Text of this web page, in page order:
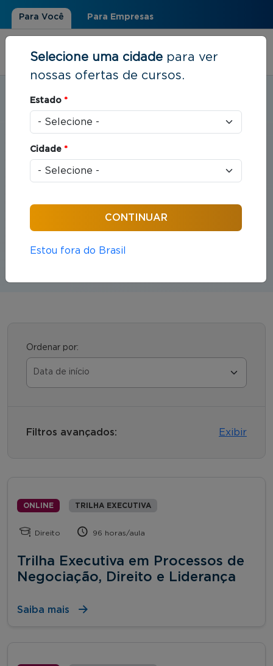
Para Você Para Empresas
Estudar em:Porto Alegre, RS
Você está aqui
Cursos em Direito
jurídicas que organizam as relações entre indivíduos
e sociedade.
Ordenar por:
Filtros avançados: Exibir
ONLINE TRILHA EXECUTIVA
Direito 96 horas/aula
Trilha Executiva em Processos de
Negociação, Direito e Liderança
Saiba mais
Selecione uma cidade para ver
nossas ofertas de cursos.
Estado *
Cidade *
Estou fora do Brasil